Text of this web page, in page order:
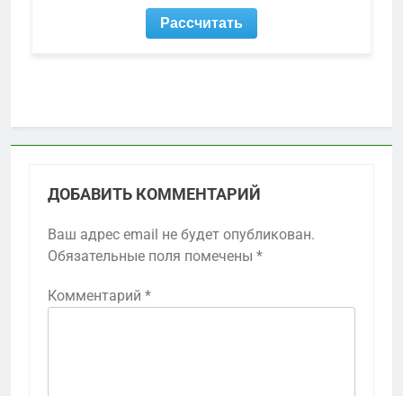
ДОБАВИТЬ КОММЕНТАРИЙ
Ваш адрес email не будет опубликован.
Обязательные поля помечены *
Комментарий *